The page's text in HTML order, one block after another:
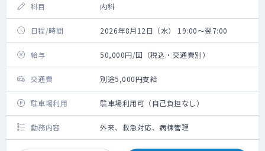
科目 内科
日程/時間 2026年8月12日（水） 19:00～翌7:00
給与 50,000円/回（税込・交通費別）
交通費 別途5,000円支給
駐車場利用 駐車場利用可（自己負担なし）
勤務内容 外来、救急対応、病棟管理